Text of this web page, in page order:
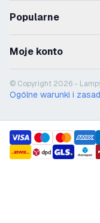
Popularne
Moje konto
© Copyright 2026 -
Ogólne warunki i
payment methods
shipment methods